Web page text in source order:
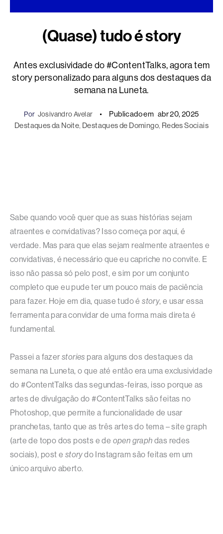
(Quase) tudo é story
Antes exclusividade do #ContentTalks, agora tem
story personalizado para alguns dos destaques da
semana na Luneta.
Por Josivandro Avelar Publicado em abr 20, 2025
Destaques da Noite, Destaques de Domingo, Redes Sociais
Sabe quando você quer que as suas histórias sejam
atraentes e convidativas? Isso começa por aqui, é
verdade. Mas para que elas sejam realmente atraentes e
convidativas, é necessário que eu capriche no convite. E
isso não passa só pelo post, e sim por um conjunto
completo que eu pude ter um pouco mais de paciência
para fazer. Hoje em dia, quase tudo éstory, e usar essa
ferramenta para convidar de uma forma mais direta é
fundamental.
Passei a fazer stories para alguns dos destaques da
semana na Luneta, o que até então era uma exclusividade
do #ContentTalks das segundas-feiras, isso porque as
artes de divulgação do #ContentTalks são feitas no
Photoshop, que permite a funcionalidade de usar
pranchetas, tanto que as três artes do tema – site graph
(arte de topo dos posts e de open graph das redes
sociais), post e storydo Instagram são feitas em um
único arquivo aberto.